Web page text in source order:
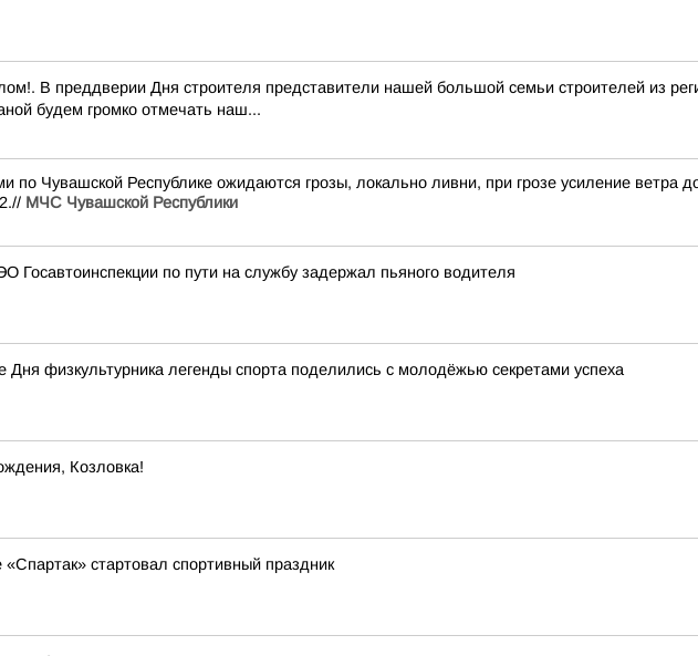
В преддверии Дня строителя представители нашей большой семьи строителей из
будем громко отмечать наш...
по Чувашской Республике ожидаются грозы, локально ливни, при грозе усиление
МЧС Чувашской Республики
Госавтоинспекции по пути на службу задержал пьяного водителя
Дня физкультурника легенды спорта поделились с молодёжью секретами успеха
Козловка!
стартовал спортивный праздник